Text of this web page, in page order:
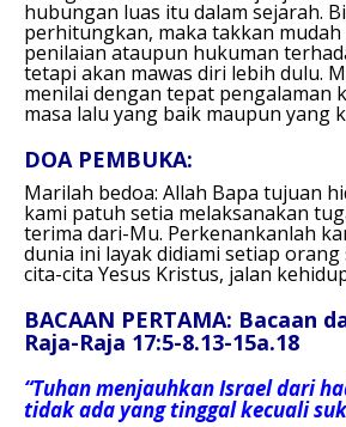
hubungan luas itu dalam sejarah.
perhitungkan, maka takkan
penilaian ataupun hukuman
tetapi akan mawas diri lebih dulu.
menilai dengan tepat pengalaman
masa lalu yang baik maupun yang
DOA PEMBUKA:
Marilah bedoa: Allah Bapa tujuan
kami patuh setia melaksanakan
terima dari-Mu. Perkenankanlah
dunia ini layak didiami setiap orang
cita-cita Yesus Kristus, jalan
BACAAN PERTAMA: Bacaan
Raja-Raja 17:5-8.13-15a.18
“Tuhan menjauhkan Israel dari
tidak ada yang tinggal kecuali